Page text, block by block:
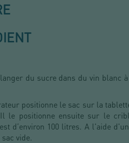
du sucre dans du vin blanc à
positionne le sac sur la
le positionne ensuite sur le
d’environ 100 litres. A l'aide
vide.